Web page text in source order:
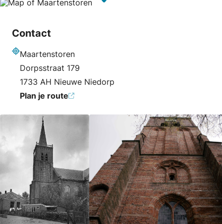
Contact
Maartenstoren
Dorpsstraat 179
1733 AH Nieuwe Niedorp
Plan je route